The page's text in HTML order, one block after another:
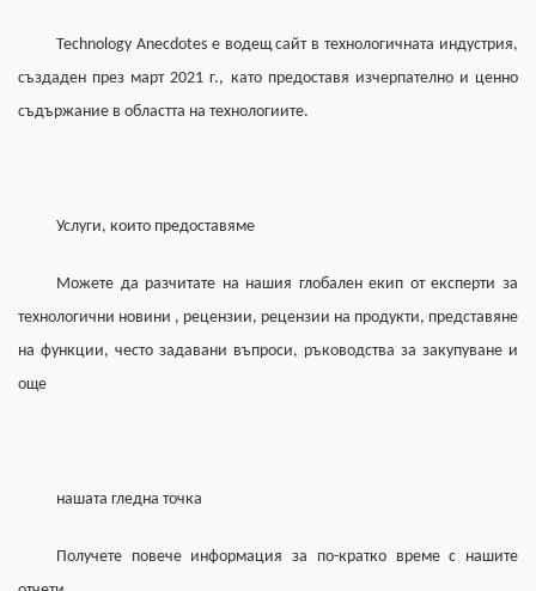
Technology Anecdotes е водещ сайт в технологичната индустрия,
създаден през март 2021 г., като предоставя изчерпателно и ценно
съдържание в областта на технологиите.
Услуги, които предоставяме
Можете да разчитате на нашия глобален екип от експерти за
технологични новини , рецензии, рецензии на продукти, представяне
на функции, често задавани въпроси, ръководства за закупуване и
още
нашата гледна точка
Получете повече информация за по-кратко време с нашите